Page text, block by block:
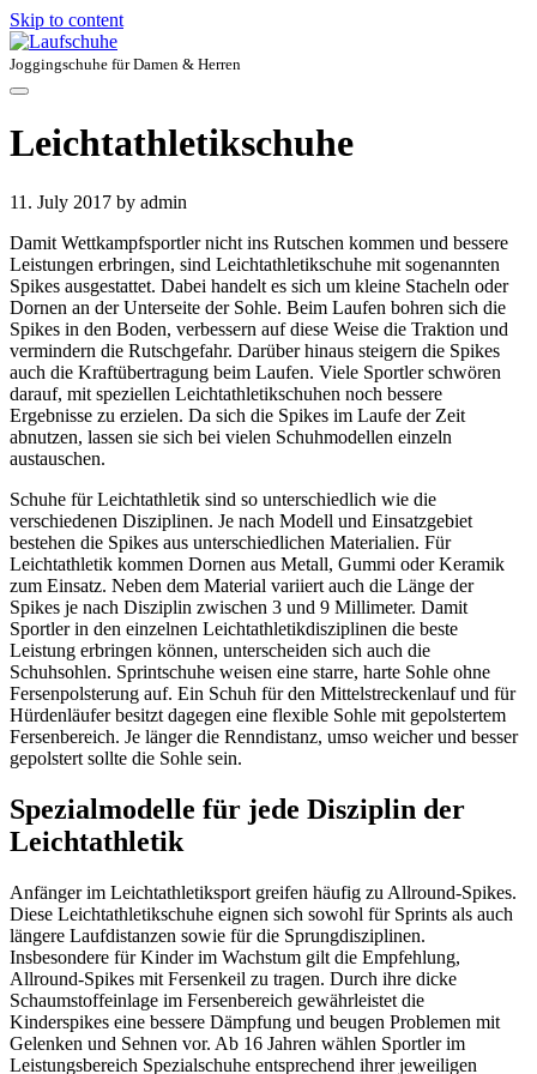
Skip to content
Joggingschuhe für Damen & Herren
Leichtathletikschuhe
11. July 2017 by admin
Damit Wettkampfsportler nicht ins Rutschen kommen und bessere
Leistungen erbringen, sind Leichtathletikschuhe mit sogenannten
Spikes ausgestattet. Dabei handelt es sich um kleine Stacheln oder
Dornen an der Unterseite der Sohle. Beim Laufen bohren sich die
Spikes in den Boden, verbessern auf diese Weise die Traktion und
vermindern die Rutschgefahr. Darüber hinaus steigern die Spikes
auch die Kraftübertragung beim Laufen. Viele Sportler schwören
darauf, mit speziellen Leichtathletikschuhen noch bessere
Ergebnisse zu erzielen. Da sich die Spikes im Laufe der Zeit
abnutzen, lassen sie sich bei vielen Schuhmodellen einzeln
austauschen.
Schuhe für Leichtathletik sind so unterschiedlich wie die
verschiedenen Disziplinen. Je nach Modell und Einsatzgebiet
bestehen die Spikes aus unterschiedlichen Materialien. Für
Leichtathletik kommen Dornen aus Metall, Gummi oder Keramik
zum Einsatz. Neben dem Material variiert auch die Länge der
Spikes je nach Disziplin zwischen 3 und 9 Millimeter. Damit
Sportler in den einzelnen Leichtathletikdisziplinen die beste
Leistung erbringen können, unterscheiden sich auch die
Schuhsohlen. Sprintschuhe weisen eine starre, harte Sohle ohne
Fersenpolsterung auf. Ein Schuh für den Mittelstreckenlauf und für
Hürdenläufer besitzt dagegen eine flexible Sohle mit gepolstertem
Fersenbereich. Je länger die Renndistanz, umso weicher und besser
gepolstert sollte die Sohle sein.
Spezialmodelle für jede Disziplin der
Leichtathletik
Anfänger im Leichtathletiksport greifen häufig zu Allround-Spikes.
Diese Leichtathletikschuhe eignen sich sowohl für Sprints als auch
längere Laufdistanzen sowie für die Sprungdisziplinen.
Insbesondere für Kinder im Wachstum gilt die Empfehlung,
Allround-Spikes mit Fersenkeil zu tragen. Durch ihre dicke
Schaumstoffeinlage im Fersenbereich gewährleistet die
Kinderspikes eine bessere Dämpfung und beugen Problemen mit
Gelenken und Sehnen vor. Ab 16 Jahren wählen Sportler im
Leistungsbereich Spezialschuhe entsprechend ihrer jeweiligen